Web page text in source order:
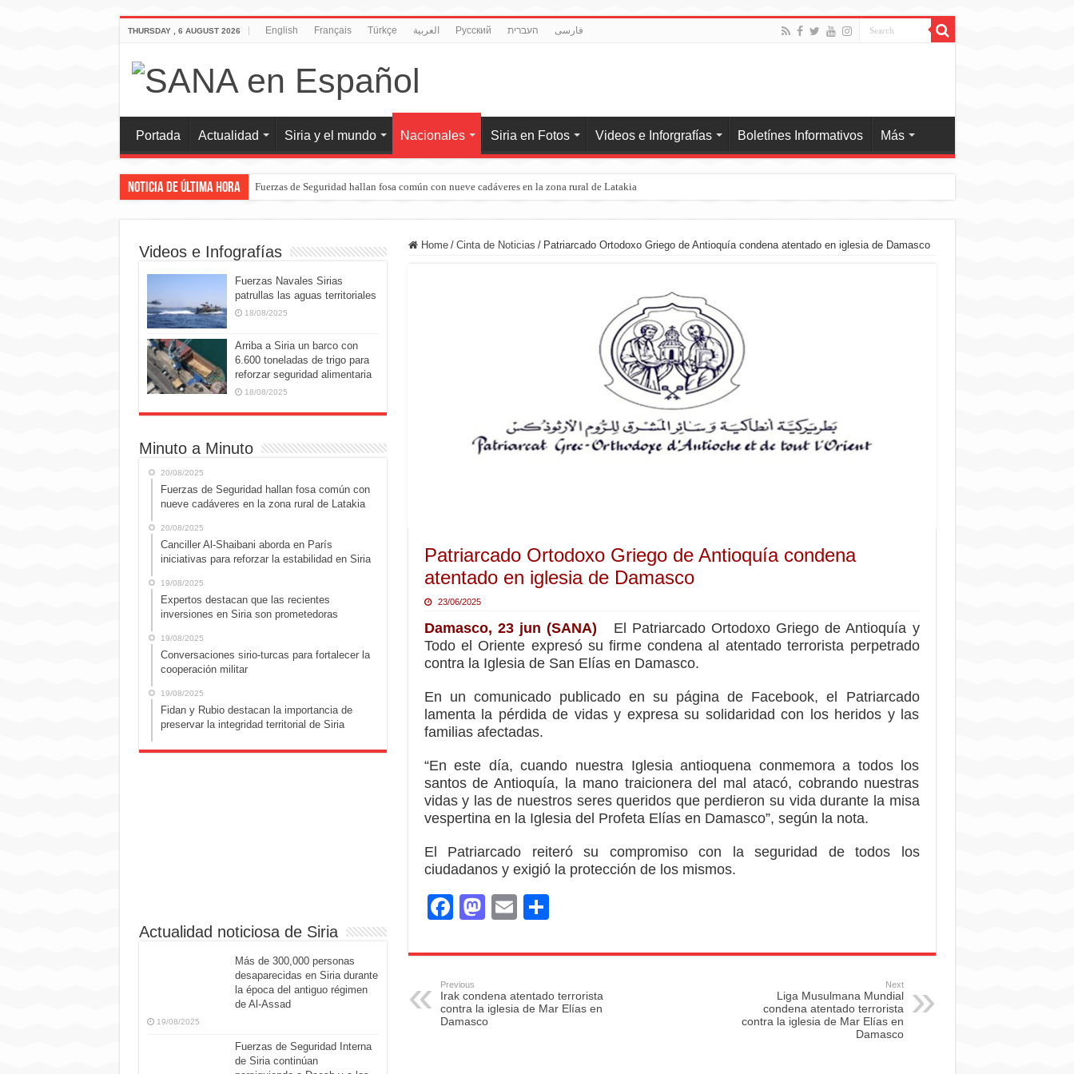
THURSDAY , 6 AUGUST 2026 English Français Türkçe العربية Pусский העברית فارسی
Portada Actualidad Siria y el mundo Nacionales Siria en Fotos Videos e Inforgrafías Boletínes Informativos Más
Noticia de última hora Fuerzas de Seguridad hallan fosa común con nueve cadáveres en la zona rural de Latakia
Home / Cinta de Noticias / Patriarcado Ortodoxo Griego de Antioquía condena atentado en iglesia de Damasco
Patriarcado Ortodoxo Griego de Antioquía condena
atentado en iglesia de Damasco
23/06/2025
Damasco, 23 jun (SANA) El Patriarcado Ortodoxo Griego de Antioquía y
Todo el Oriente expresó su firme condena al atentado terrorista perpetrado
contra la Iglesia de San Elías en Damasco.
En un comunicado publicado en su página de Facebook, el Patriarcado
lamenta la pérdida de vidas y expresa su solidaridad con los heridos y las
familias afectadas.
“En este día, cuando nuestra Iglesia antioquena conmemora a todos los
santos de Antioquía, la mano traicionera del mal atacó, cobrando nuestras
vidas y las de nuestros seres queridos que perdieron su vida durante la misa
vespertina en la Iglesia del Profeta Elías en Damasco”, según la nota.
El Patriarcado reiteró su compromiso con la seguridad de todos los
ciudadanos y exigió la protección de los mismos.
F
c
e
b
o
M
st
o
d
o
E
ail ar
Previous
Irak condena atentado terrorista
contra la iglesia de Mar Elías en
Damasco
Next
Liga Musulmana Mundial
condena atentado terrorista
contra la iglesia de Mar Elías en
Damasco
Videos e Infografías
Fuerzas Navales Sirias
patrullas las aguas territoriales
18/08/2025
Arriba a Siria un barco con
6.600 toneladas de trigo para
reforzar seguridad alimentaria
18/08/2025
Minuto a Minuto
20/08/2025
Fuerzas de Seguridad hallan fosa común con
nueve cadáveres en la zona rural de Latakia
20/08/2025
Canciller Al-Shaibani aborda en París
iniciativas para reforzar la estabilidad en Siria
19/08/2025
Expertos destacan que las recientes
inversiones en Siria son prometedoras
19/08/2025
Conversaciones sirio-turcas para fortalecer la
cooperación militar
19/08/2025
Fidan y Rubio destacan la importancia de
preservar la integridad territorial de Siria
Actualidad noticiosa de Siria
Más de 300,000 personas
desaparecidas en Siria durante
la época del antiguo régimen
de Al-Assad
19/08/2025
Fuerzas de Seguridad Interna
de Siria continúan